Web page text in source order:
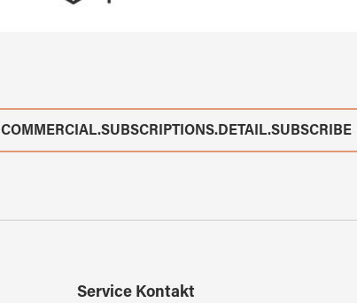
COMMERCIAL.SUBSCRIPTIONS.DETAIL.SUBSCRIBE
Service Kontakt